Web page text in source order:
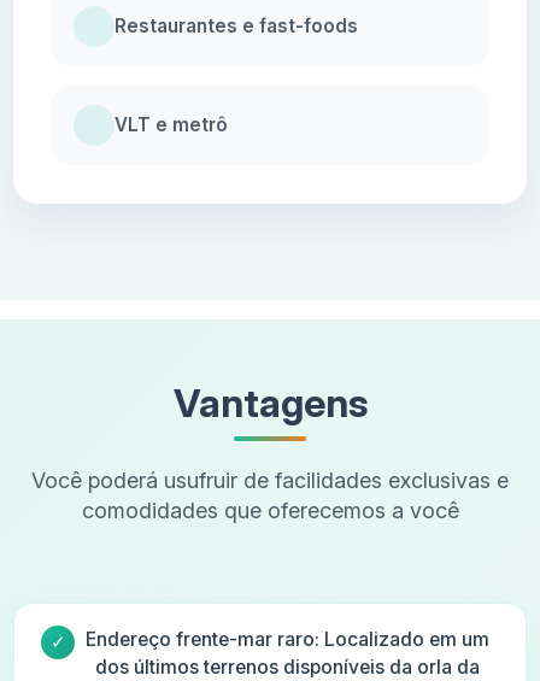
Restaurantes e fast-foods
VLT e metrô
Vantagens
Você poderá usufruir de facilidades exclusivas e
comodidades que oferecemos a você
Endereço frente-mar raro: Localizado em um
dos últimos terrenos disponíveis da orla da